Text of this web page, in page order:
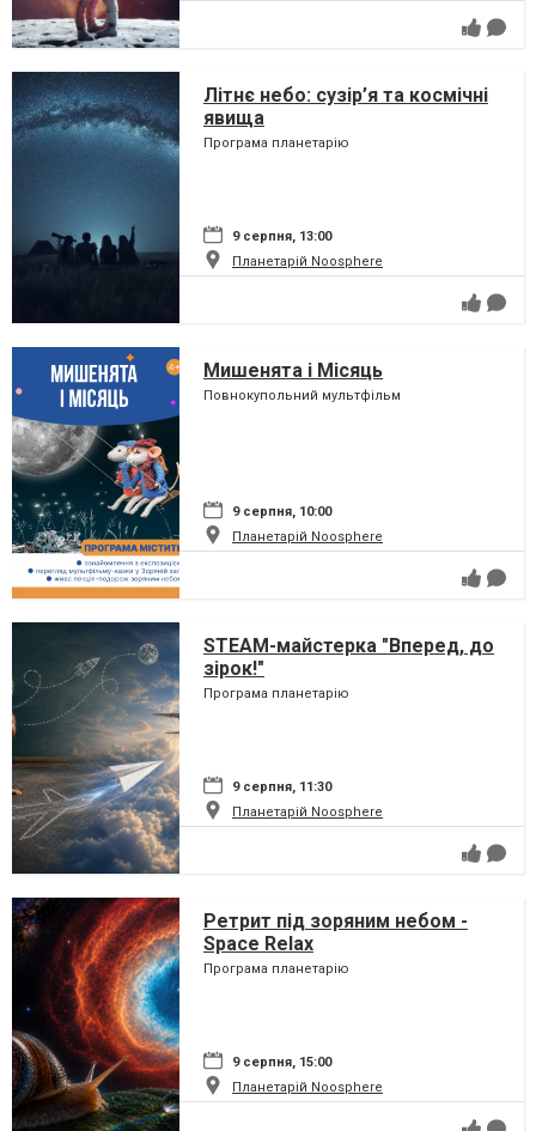
Літнє небо: сузір’я та космічні
явища
Програма планетарію
9 серпня, 13:00
Планетарій Noosphere
Мишенята і Місяць
Повнокупольний мультфільм
9 серпня, 10:00
Планетарій Noosphere
STEAM-майстерка "Вперед, до
зірок!"
Програма планетарію
9 серпня, 11:30
Планетарій Noosphere
Ретрит під зоряним небом -
Space Relax
Програма планетарію
9 серпня, 15:00
Планетарій Noosphere